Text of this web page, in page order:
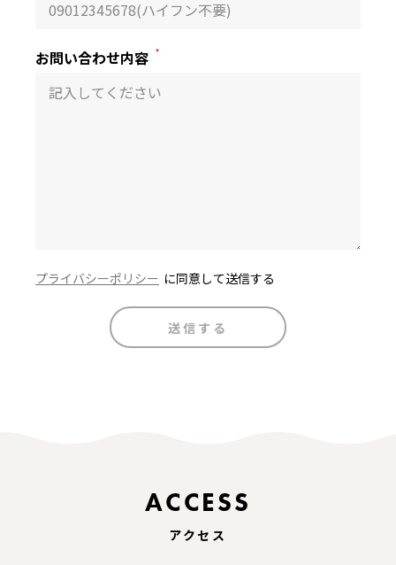
お問い合わせ内容 *
プライバシーポリシー に同意して送信する
ACCESS
アクセス